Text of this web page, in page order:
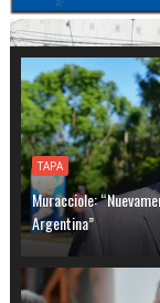
TAPA
Muracciole:
Argentina”